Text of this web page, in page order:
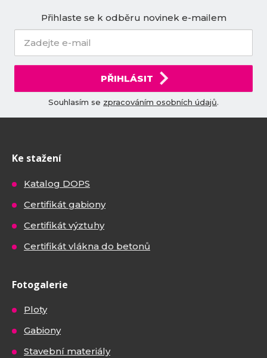
Přihlaste se k odběru novinek e-mailem
PŘIHLÁSIT
Souhlasím se zpracováním osobních údajů.
Ke stažení
Katalog DOPS
Certifikát gabiony
Certifikát výztuhy
Certifikát vlákna do betonů
Fotogalerie
Ploty
Gabiony
Stavební materiály